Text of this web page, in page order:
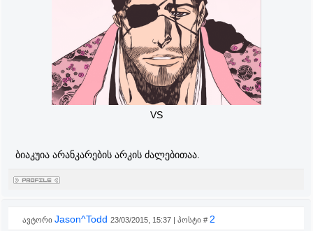
VS
ბიაკუია არანკარების არკის ძალებითაა.
ავტორი Jason^Todd 23/03/2015, 15:37 | პოსტი # 2